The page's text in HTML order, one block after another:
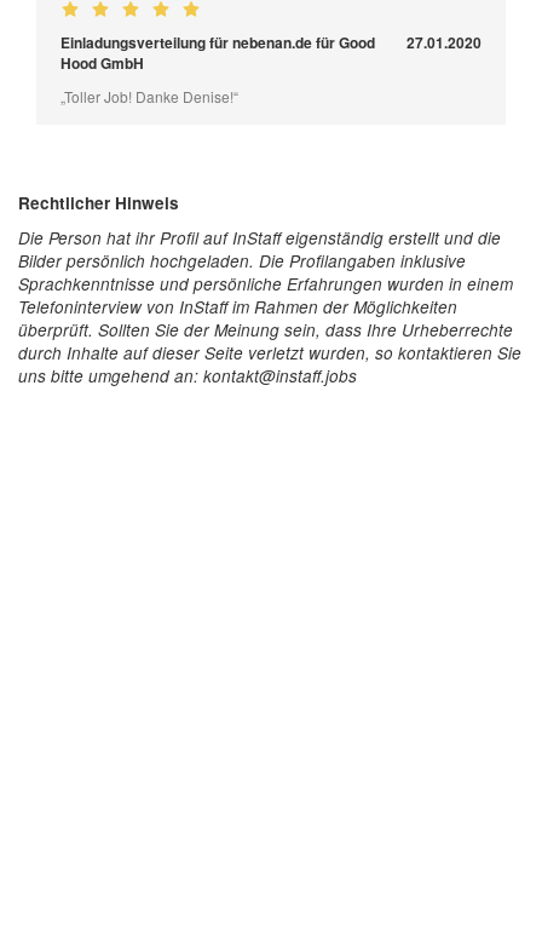
Einladungsverteilung für nebenan.de für Good
Hood GmbH
27.01.2020
„Toller Job! Danke Denise!“
Rechtlicher Hinweis
Die Person hat ihr Profil auf InStaff eigenständig erstellt und die
Bilder persönlich hochgeladen. Die Profilangaben inklusive
Sprachkenntnisse und persönliche Erfahrungen wurden in einem
Telefoninterview von InStaff im Rahmen der Möglichkeiten
überprüft. Sollten Sie der Meinung sein, dass Ihre Urheberrechte
durch Inhalte auf dieser Seite verletzt wurden, so kontaktieren Sie
uns bitte umgehend an: kontakt@instaff.jobs